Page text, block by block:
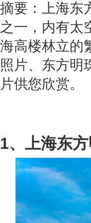
摘要：上海东
之一，内有太
海高楼林立的
照片、东方明
片供您欣赏。
1、上海东